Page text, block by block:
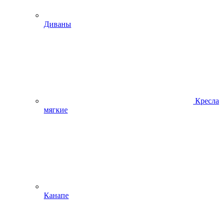
Диваны
Кресла
мягкие
Канапе